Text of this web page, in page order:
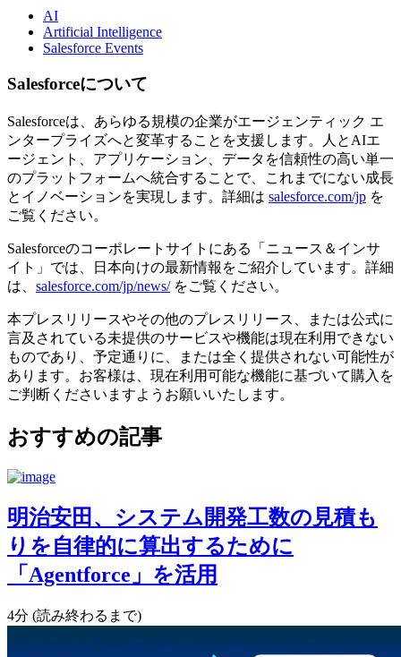
AI
Artificial Intelligence
Salesforce Events
Salesforceについて
Salesforceは、あらゆる規模の企業がエージェンティック エ
ンタープライズへと変革することを支援します。人とAIエ
ージェント、アプリケーション、データを信頼性の高い単一
のプラットフォームへ統合することで、これまでにない成長
とイノベーションを実現します。詳細は salesforce.com/jp を
ご覧ください。
Salesforceのコーポレートサイトにある「ニュース＆インサ
イト」では、日本向けの最新情報をご紹介しています。詳細
は、 salesforce.com/jp/news/ をご覧ください。
本プレスリリースやその他のプレスリリース、または公式に
言及されている未提供のサービスや機能は現在利用できない
ものであり、予定通りに、または全く提供されない可能性が
あります。お客様は、現在利用可能な機能に基づいて購入を
ご判断くださいますようお願いいたします。
おすすめの記事
明治安田、システム開発工数の見積も
りを自律的に算出するために
「Agentforce」を活用
4分 (読み終わるまで)